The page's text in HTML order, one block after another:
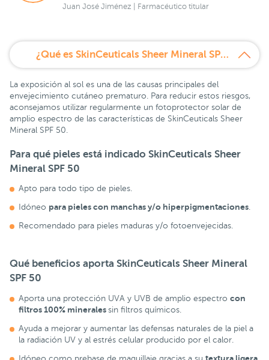
Juan José Jiménez | Farmacéutico titular
¿Qué es SkinCeuticals Sheer Mineral SPF 50 50 ml PACK Minitalla Phloretin de regalo?
La exposición al sol es una de las causas principales del
envejecimiento cutáneo prematuro. Para reducir estos riesgos,
aconsejamos utilizar regularmente un fotoprotector solar de
amplio espectro de las características de SkinCeuticals Sheer
Mineral SPF 50.
Para qué pieles está indicado SkinCeuticals Sheer
Mineral SPF 50
Apto para todo tipo de pieles.
Idóneo para pieles con manchas y/o hiperpigmentaciones.
Recomendado para pieles maduras y/o fotoenvejecidas.
Qué beneficios aporta SkinCeuticals Sheer Mineral
SPF 50
Aporta una protección UVA y UVB de amplio espectro con
filtros 100% minerales sin filtros químicos.
Ayuda a mejorar y aumentar las defensas naturales de la piel a
la radiación UV y al estrés celular producido por el calor.
textura ligera